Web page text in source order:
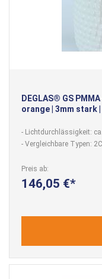
DEGLAS® GS
orange | 3mm stark
- Lichtdurchlässigkeit:
- Vergleichbare Typen:
Preis ab
146,05 €